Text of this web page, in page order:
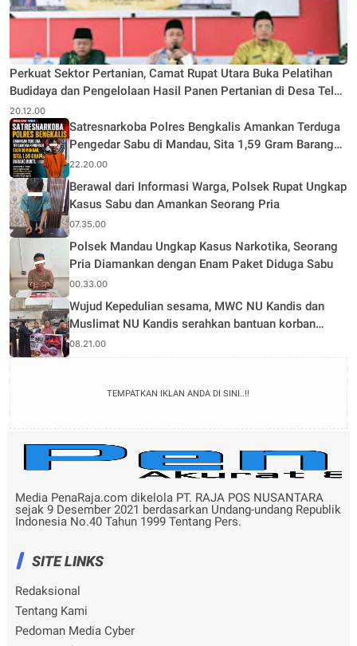
Perkuat Sektor Pertanian, Camat Rupat Utara Buka Pelatihan
Budidaya dan Pengelolaan Hasil Panen Pertanian di Desa Teluk
Rhu
20.12.00
Satresnarkoba Polres Bengkalis Amankan Terduga
Pengedar Sabu di Mandau, Sita 1,59 Gram Barang
Bukti
22.20.00
Berawal dari Informasi Warga, Polsek Rupat Ungkap
Kasus Sabu dan Amankan Seorang Pria
07.35.00
Polsek Mandau Ungkap Kasus Narkotika, Seorang
Pria Diamankan dengan Enam Paket Diduga Sabu
00.33.00
Wujud Kepedulian sesama, MWC NU Kandis dan
Muslimat NU Kandis serahkan bantuan korban
musibah kebakaran
08.21.00
TEMPATKAN IKLAN ANDA DI SINI..!!
Media PenaRaja.com dikelola PT. RAJA POS NUSANTARA
sejak 9 Desember 2021 berdasarkan Undang-undang Republik
Indonesia No.40 Tahun 1999 Tentang Pers.
SITE LINKS
Redaksional
Tentang Kami
Pedoman Media Cyber